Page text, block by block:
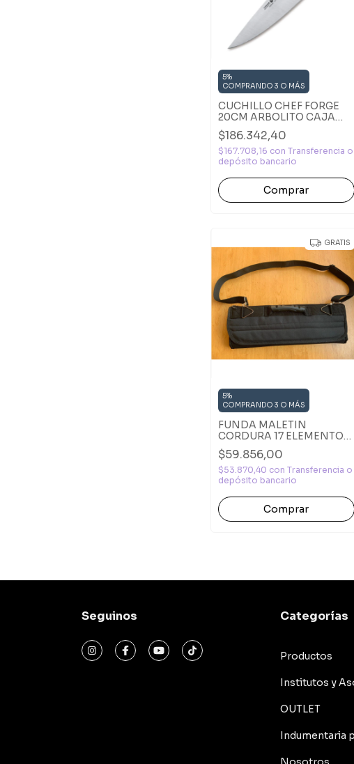
5%
COMPRANDO 3 O MÁS
CUCHILLO CHEF FORGE
20CM ARBOLITO CAJA
PREMIUM
$186.342,40
$167.708,16 con Transferencia o
depósito bancario
GRATIS
5%
COMPRANDO 3 O MÁS
FUNDA MALETIN
CORDURA 17 ELEMENTOS
CON CORREA FRIDA
$59.856,00
$53.870,40 con Transferencia o
depósito bancario
Comprar
Seguinos Categorías
Productos
Institutos y
OUTLET
Indumentaria